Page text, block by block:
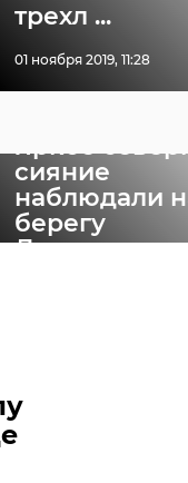
трехл ...
01 ноября 2019, 11:28
Яркое
сияние
наблюдали
берегу
Ладожского